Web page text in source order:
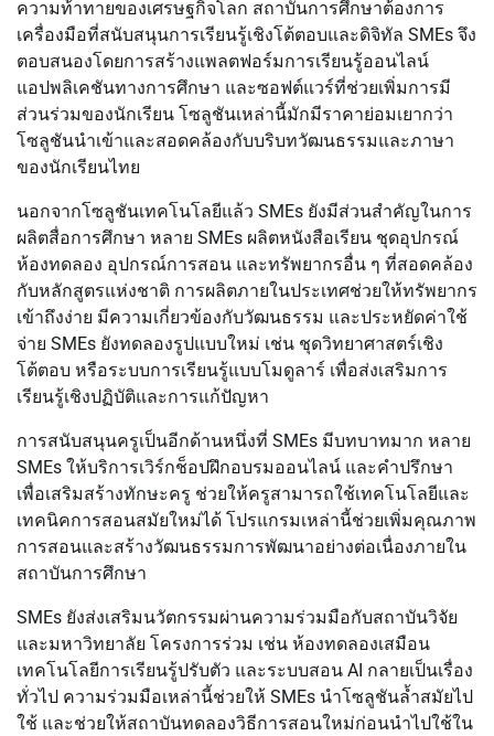
ความท้าทายของเศรษฐกิจโลก สถาบันการศึกษาต้องการ
เครื่องมือที่สนับสนุนการเรียนรู้เชิงโต้ตอบและดิจิทัล SMEs จึง
ตอบสนองโดยการสร้างแพลตฟอร์มการเรียนรู้ออนไลน์
แอปพลิเคชันทางการศึกษา และซอฟต์แวร์ที่ช่วยเพิ่มการมี
ส่วนร่วมของนักเรียน โซลูชันเหล่านี้มักมีราคาย่อมเยากว่า
โซลูชันนำเข้าและสอดคล้องกับบริบทวัฒนธรรมและภาษา
ของนักเรียนไทย
นอกจากโซลูชันเทคโนโลยีแล้ว SMEs ยังมีส่วนสำคัญในการ
ผลิตสื่อการศึกษา หลาย SMEs ผลิตหนังสือเรียน ชุดอุปกรณ์
ห้องทดลอง อุปกรณ์การสอน และทรัพยากรอื่น ๆ ที่สอดคล้อง
กับหลักสูตรแห่งชาติ การผลิตภายในประเทศช่วยให้ทรัพยากร
เข้าถึงง่าย มีความเกี่ยวข้องกับวัฒนธรรม และประหยัดค่าใช้
จ่าย SMEs ยังทดลองรูปแบบใหม่ เช่น ชุดวิทยาศาสตร์เชิง
โต้ตอบ หรือระบบการเรียนรู้แบบโมดูลาร์ เพื่อส่งเสริมการ
เรียนรู้เชิงปฏิบัติและการแก้ปัญหา
การสนับสนุนครูเป็นอีกด้านหนึ่งที่ SMEs มีบทบาทมาก หลาย
SMEs ให้บริการเวิร์กช็อปฝึกอบรมออนไลน์ และคำปรึกษา
เพื่อเสริมสร้างทักษะครู ช่วยให้ครูสามารถใช้เทคโนโลยีและ
เทคนิคการสอนสมัยใหม่ได้ โปรแกรมเหล่านี้ช่วยเพิ่มคุณภาพ
การสอนและสร้างวัฒนธรรมการพัฒนาอย่างต่อเนื่องภายใน
สถาบันการศึกษา
SMEs ยังส่งเสริมนวัตกรรมผ่านความร่วมมือกับสถาบันวิจัย
และมหาวิทยาลัย โครงการร่วม เช่น ห้องทดลองเสมือน
เทคโนโลยีการเรียนรู้ปรับตัว และระบบสอน AI กลายเป็นเรื่อง
ทั่วไป ความร่วมมือเหล่านี้ช่วยให้ SMEs นำโซลูชันล้ำสมัยไป
ใช้ และช่วยให้สถาบันทดลองวิธีการสอนใหม่ก่อนนำไปใช้ใน